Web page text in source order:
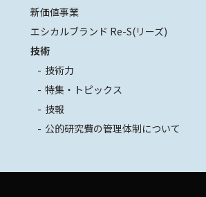
新価値事業
エシカルブランド Re-S(リーズ)
技術
技術力
特集・トピックス
技報
公的研究費の管理体制について